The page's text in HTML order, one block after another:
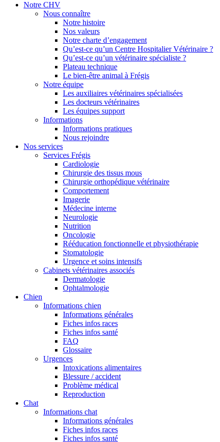
Notre CHV
Nous connaître
Notre histoire
Nos valeurs
Notre charte d’engagement
Qu’est-ce qu’un Centre Hospitalier Vétérinaire ?
Qu’est-ce qu’un vétérinaire spécialiste ?
Plateau technique
Le bien-être animal à Frégis
Notre équipe
Les auxiliaires vétérinaires spécialisées
Les docteurs vétérinaires
Les équipes support
Informations
Informations pratiques
Nous rejoindre
Nos services
Services Frégis
Cardiologie
Chirurgie des tissus mous
Chirurgie orthopédique vétérinaire
Comportement
Imagerie
Médecine interne
Neurologie
Nutrition
Oncologie
Rééducation fonctionnelle et physiothérapie
Stomatologie
Urgence et soins intensifs
Cabinets vétérinaires associés
Dermatologie
Ophtalmologie
Chien
Informations chien
Informations générales
Fiches infos races
Fiches infos santé
FAQ
Glossaire
Urgences
Intoxications alimentaires
Blessure / accident
Problème médical
Reproduction
Chat
Informations chat
Informations générales
Fiches infos races
Fiches infos santé